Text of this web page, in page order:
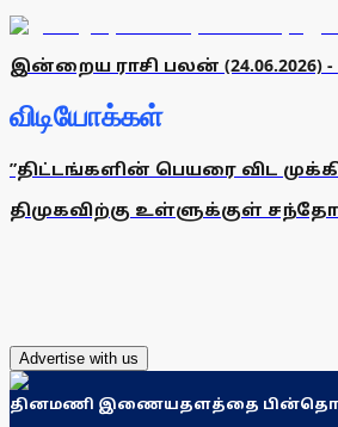
இன்றைய ராசி பலன் (24.06.2026) -
விடியோக்கள்
”திட்டங்களின் பெயரை விட
திமுகவிற்கு உள்ளுக்குள்
Advertise with us
தினமணி இணையதளத்தை